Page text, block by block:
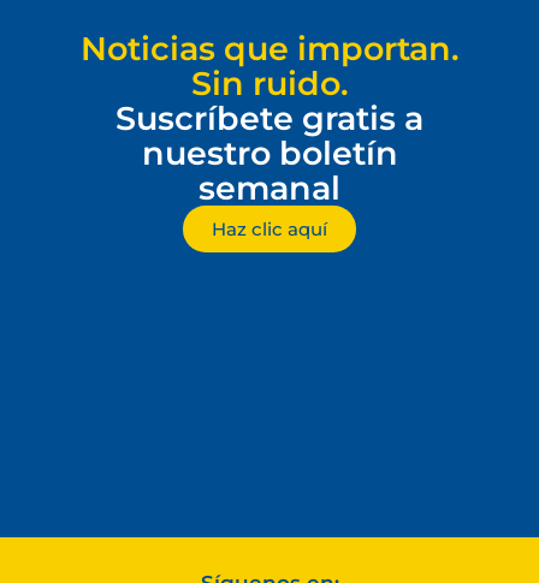
Noticias que importan.
Sin ruido.
Suscríbete gratis a
nuestro boletín
semanal
Haz clic aquí